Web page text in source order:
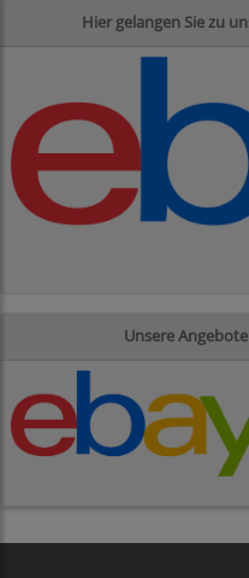
Hier gelangen Sie zu
Unsere